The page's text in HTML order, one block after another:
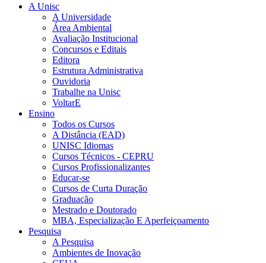
A Unisc
A Universidade
Área Ambiental
Avaliação Institucional
Concursos e Editais
Editora
Estrutura Administrativa
Ouvidoria
Trabalhe na Unisc
VoltarE
Ensino
Todos os Cursos
A Distância (EAD)
UNISC Idiomas
Cursos Técnicos - CEPRU
Cursos Profissionalizantes
Educar-se
Cursos de Curta Duração
Graduação
Mestrado e Doutorado
MBA, Especialização E Aperfeiçoamento
Pesquisa
A Pesquisa
Ambientes de Inovação